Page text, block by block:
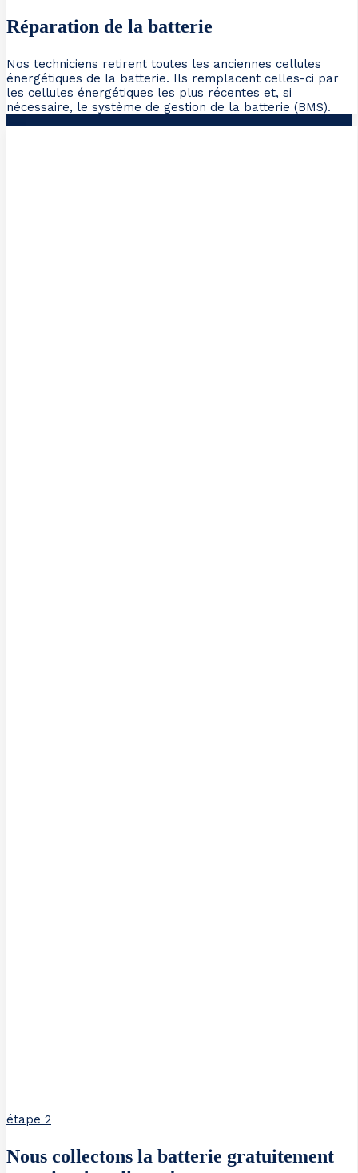
Réparation de la batterie
Nos techniciens retirent toutes les anciennes cellules
énergétiques de la batterie. Ils remplacent celles-ci par
les cellules énergétiques les plus récentes et, si
nécessaire, le système de gestion de la batterie (BMS).
étape 2
Nous collectons la batterie gratuitement